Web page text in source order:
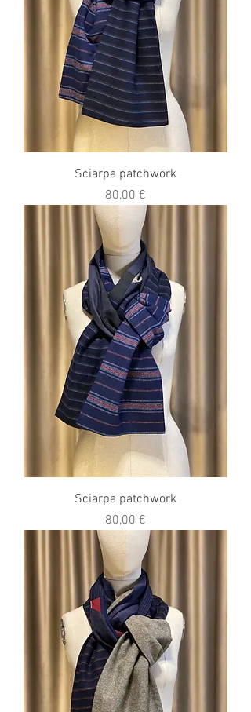
Sciarpa patchwork
Prezzo
80,00 €
Sciarpa patchwork
Prezzo
80,00 €